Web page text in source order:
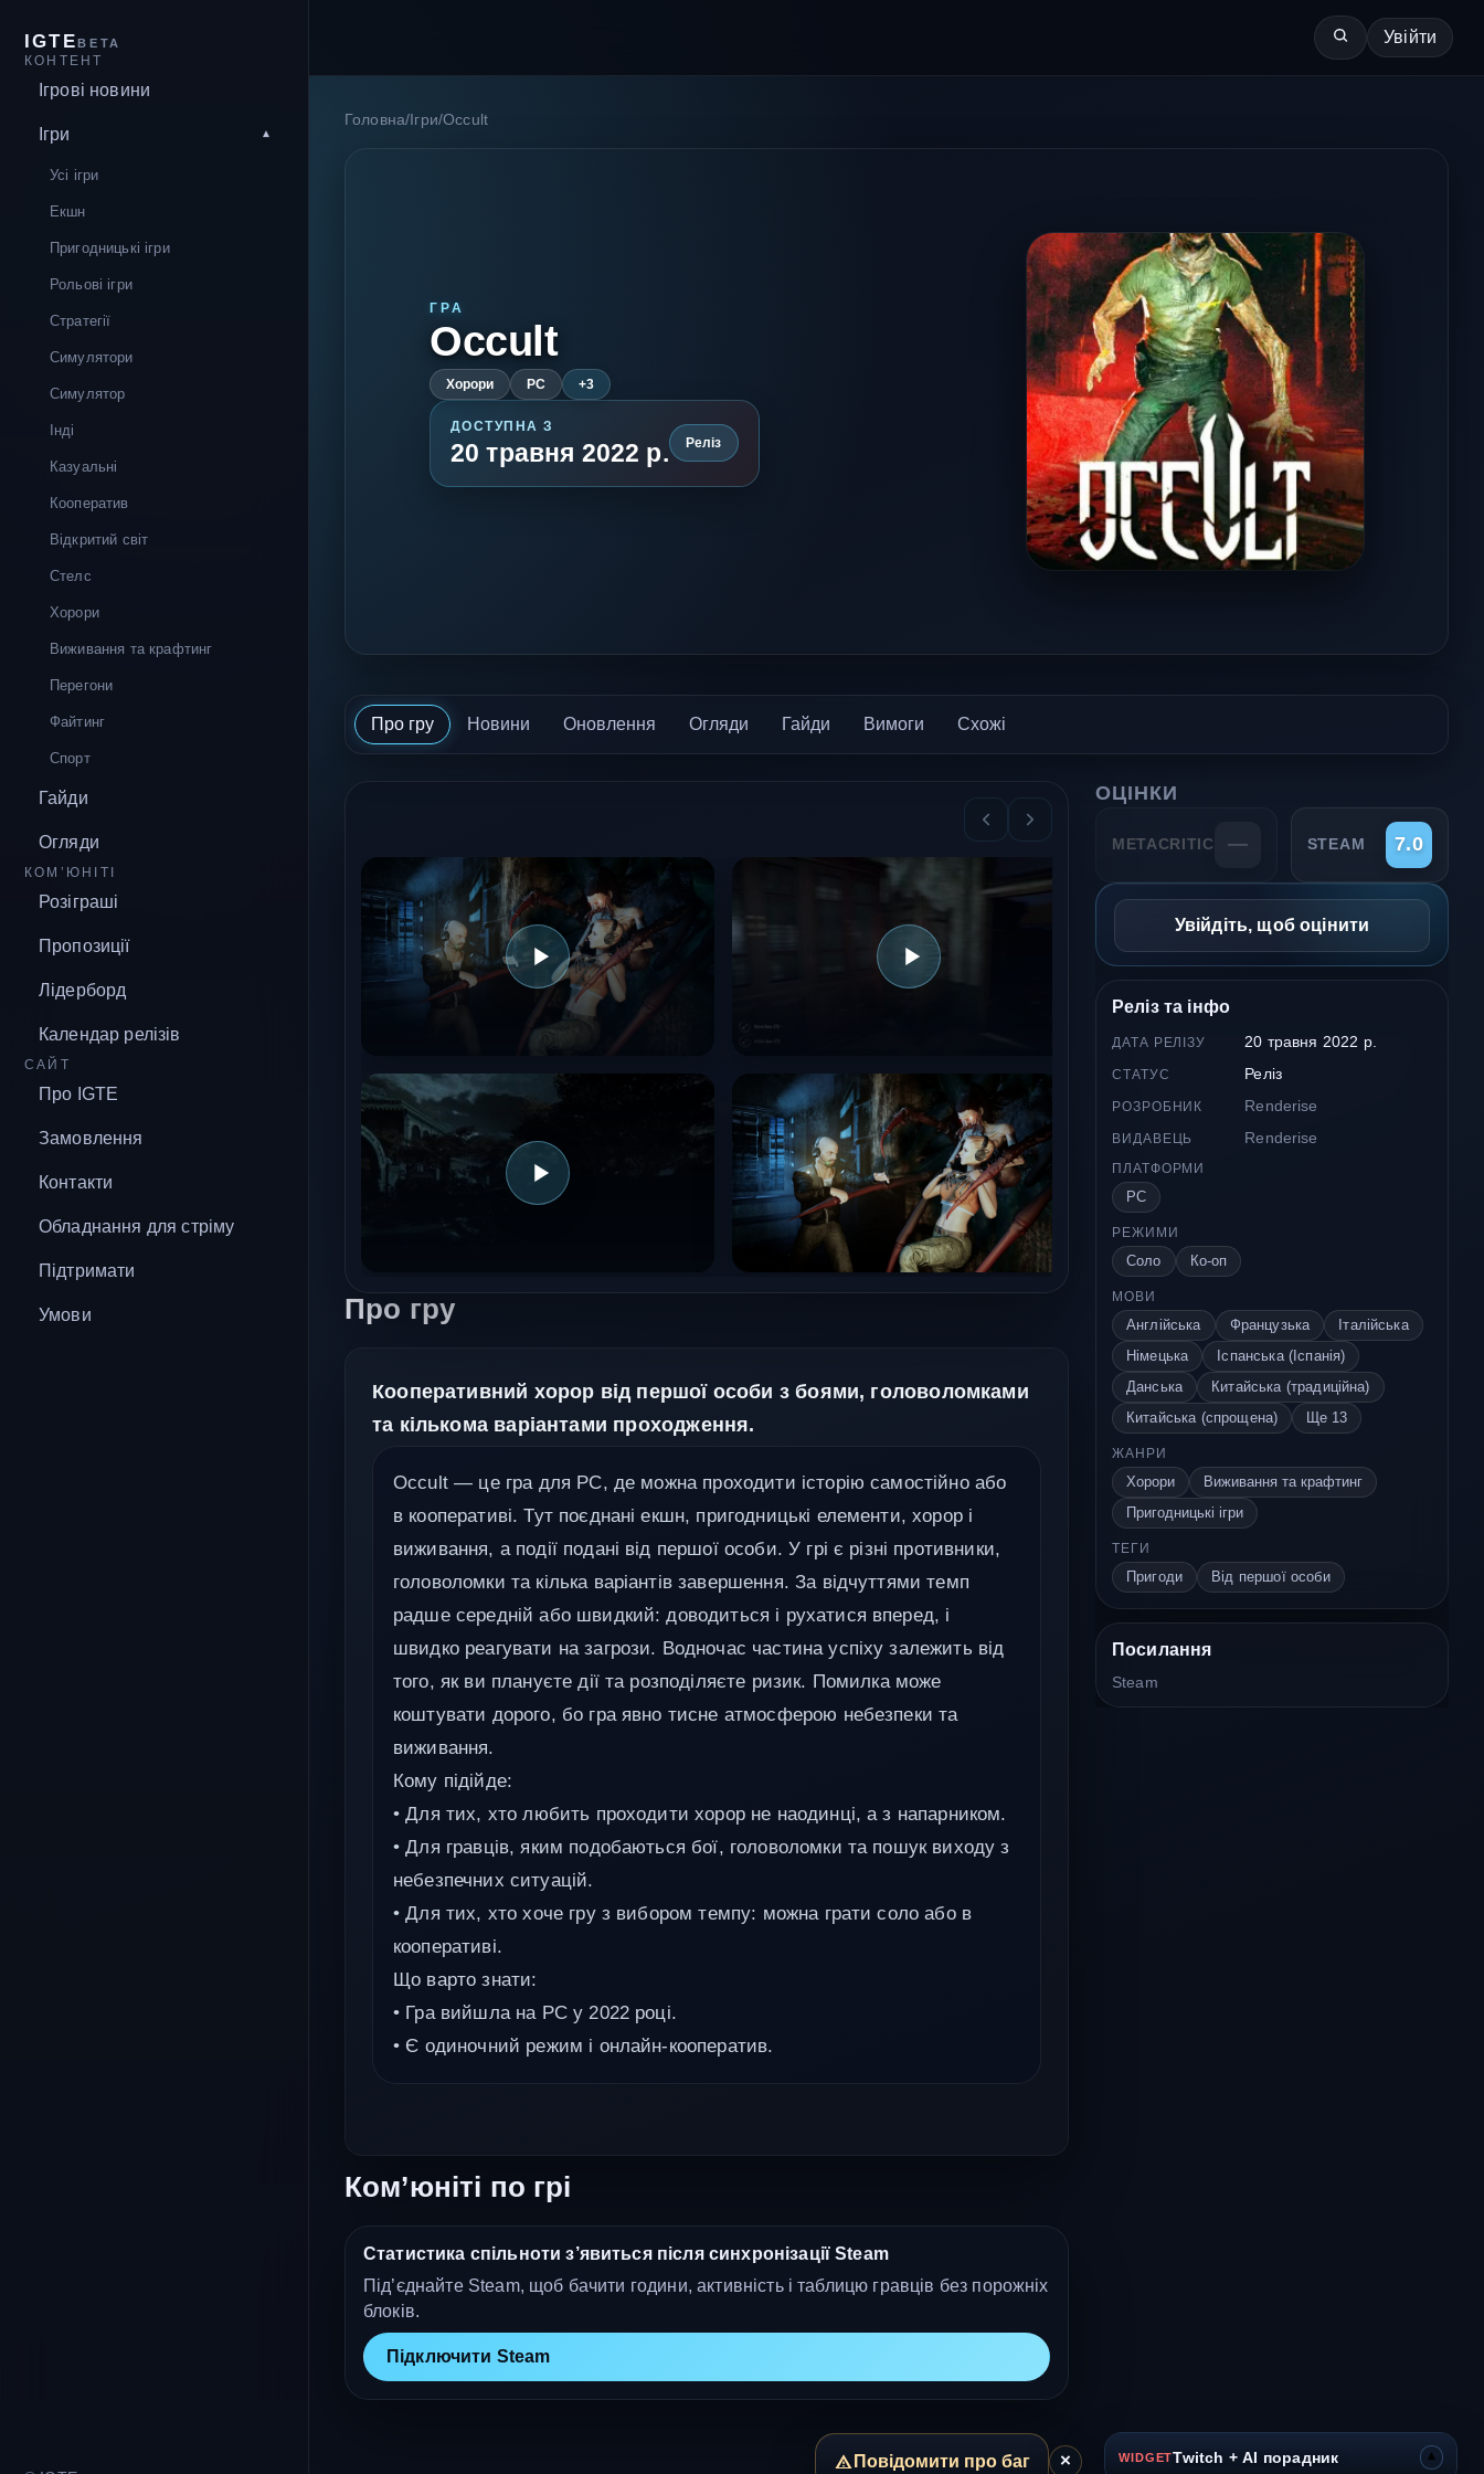
IGTEBETA
КОНТЕНТ
Ігрові новини
Ігри
Усі ігри
Екшн
Пригодницькі ігри
Рольові ігри
Стратегії
Симулятори
Симулятор
Інді
Казуальні
Кооператив
Відкритий світ
Стелс
Хорори
Виживання та крафтинг
Перегони
Файтинг
Спорт
Гайди
Огляди
КОМ’ЮНІТІ
Розіграші
Пропозиції
Лідерборд
Календар релізів
САЙТ
Про IGTE
Замовлення
Контакти
Обладнання для стріму
Підтримати
Умови
Увійти
Головна/ Ігри/Occult
ГРА
Occult
Хорори PC +3
ДОСТУПНА З
20 травня 2022 р. Реліз
Про гру Новини Оновлення Огляди Гайди Вимоги Схожі
Про гру
Кооперативний хорор від першої особи з боями, головоломками
та кількома варіантами проходження.
Occult — це гра для PC, де можна проходити історію самостійно або
в кооперативі. Тут поєднані екшн, пригодницькі елементи, хорор і
виживання, а події подані від першої особи. У грі є різні противники,
головоломки та кілька варіантів завершення. За відчуттями темп
радше середній або швидкий: доводиться і рухатися вперед, і
швидко реагувати на загрози. Водночас частина успіху залежить від
того, як ви плануєте дії та розподіляєте ризик. Помилка може
коштувати дорого, бо гра явно тисне атмосферою небезпеки та
виживання.
Кому підійде:
• Для тих, хто любить проходити хорор не наодинці, а з напарником.
• Для гравців, яким подобаються бої, головоломки та пошук виходу з
небезпечних ситуацій.
• Для тих, хто хоче гру з вибором темпу: можна грати соло або в
кооперативі.
Що варто знати:
• Гра вийшла на PC у 2022 році.
• Є одиночний режим і онлайн-кооператив.
Ком’юніті по грі
Статистика спільноти з’явиться після синхронізації Steam
Під’єднайте Steam, щоб бачити години, активність і таблицю гравців без порожніх
блоків.
Підключити Steam
ОЦІНКИ
METACRITIC — STEAM 7.0
Увійдіть, щоб оцінити
Реліз та інфо
ДАТА РЕЛІЗУ 20 травня 2022 р.
СТАТУС Реліз
РОЗРОБНИК Renderise
ВИДАВЕЦЬ Renderise
ПЛАТФОРМИ
PC
РЕЖИМИ
Соло Ко-оп
МОВИ
Англійська Французька
Італійська
Німецька
Іспанська (Іспанія)
Данська
Китайська (традиційна)
Китайська (спрощена)
Ще 13
ЖАНРИ
Хорори
Виживання та крафтинг
Пригодницькі ігри
ТЕГИ
Пригоди Від першої особи
Посилання
Steam
WIDGETTwitch + AI порадник ▾
Повідомити про баг ×